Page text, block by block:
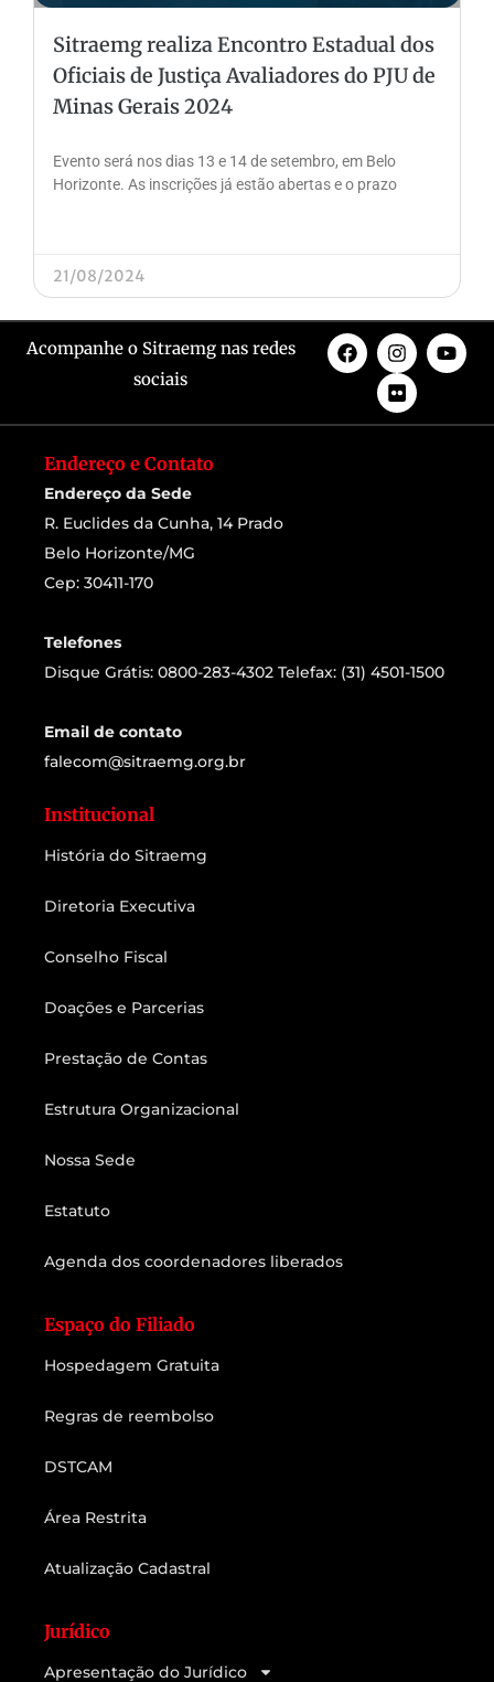
Sitraemg realiza Encontro Estadual dos
Oficiais de Justiça Avaliadores do PJU de
Minas Gerais 2024
Evento será nos dias 13 e 14 de setembro, em Belo
Horizonte. As inscrições já estão abertas e o prazo
21/08/2024
Acompanhe o Sitraemg nas redes
sociais
Endereço e Contato
Endereço da Sede
R. Euclides da Cunha, 14 Prado
Belo Horizonte/MG
Cep: 30411-170
Telefones
Disque Grátis: 0800-283-4302 Telefax: (31) 4501-1500
Email de contato
falecom@sitraemg.org.br
Institucional
História do Sitraemg
Diretoria Executiva
Conselho Fiscal
Doações e Parcerias
Prestação de Contas
Estrutura Organizacional
Nossa Sede
Estatuto
Agenda dos coordenadores liberados
Espaço do Filiado
Hospedagem Gratuita
Regras de reembolso
DSTCAM
Área Restrita
Atualização Cadastral
Jurídico
Apresentação do Jurídico